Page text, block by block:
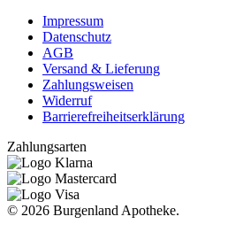
Impressum
Datenschutz
AGB
Versand & Lieferung
Zahlungsweisen
Widerruf
Barrierefreiheitserklärung
Zahlungsarten
© 2026 Burgenland Apotheke.